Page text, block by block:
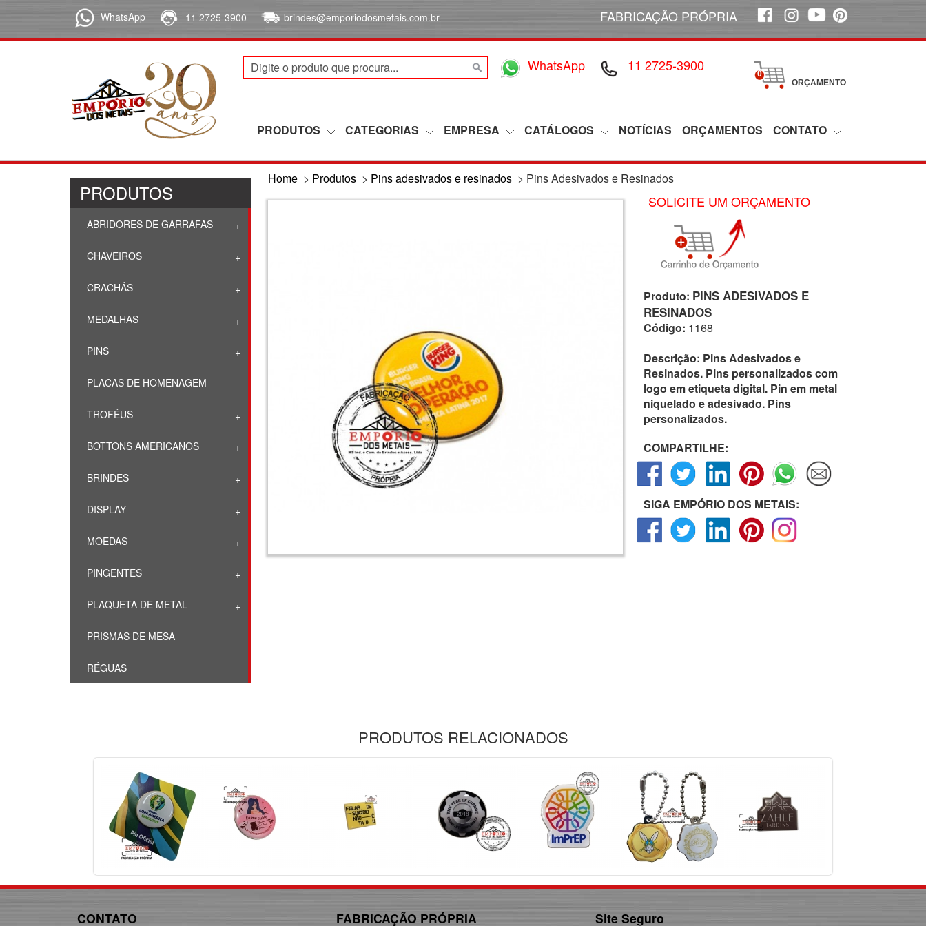
WhatsApp 11 2725-3900 brindes@emporiodosmetais.com.br FABRICAÇÃO PRÓPRIA
0
ORÇAMENTO
WhatsApp 11 2725-3900
PRODUTOS CATEGORIAS EMPRESA CATÁLOGOS NOTÍCIAS ORÇAMENTOS CONTATO
PRODUTOS
ABRIDORES DE GARRAFAS
CHAVEIROS
CRACHÁS
MEDALHAS
PINS
PLACAS DE HOMENAGEM
TROFÉUS
BOTTONS AMERICANOS
BRINDES
DISPLAY
MOEDAS
PINGENTES
PLAQUETA DE METAL
PRISMAS DE MESA
RÉGUAS
Home > Produtos > Pins adesivados e resinados > Pins Adesivados e Resinados
SOLICITE UM ORÇAMENTO
Produto: PINS ADESIVADOS E
RESINADOS
Código: 1168
Descrição: Pins Adesivados e
Resinados. Pins personalizados com
logo em etiqueta digital. Pin em metal
niquelado e adesivado. Pins
personalizados.
COMPARTILHE:
SIGA EMPÓRIO DOS METAIS:
PRODUTOS RELACIONADOS
CONTATO FABRICAÇÃO PRÓPRIA Site Seguro